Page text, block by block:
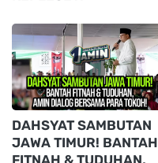
DAHSYAT SAMBUTAN
JAWA TIMUR! BANTAH
FITNAH & TUDUHAN,